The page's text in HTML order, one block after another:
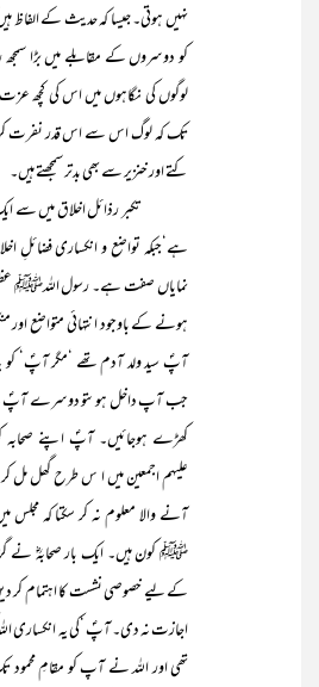
نہیں ہوتی۔ جیسا کہ حدیث کے الفاظ
کو دوسروں کے مقابلے میں بڑا سمجھ
لوگوں کی نگاہوں میں اس کی کچھ
تک کہ لوگ اس سے اس قدر نفرت
کتے اور خنزیر سے بھی بدتر سمجھتے ہیں۔
تکبر رذائل اخلاق میں سے
ہے‘جبکہ تواضع و انکساری فضائلِ
نمایاں صفت ہے۔ رسول اللہﷺ
ہونے کے باوجود انتہائی متواضع اور
آپؐ سید ولد آدم تھے ‘مگر آپؐ‘ کو یہ
جب آپ داخل ہوںتو دوسرے آپؐ
کھڑے ہوجائیں۔ آپؐ اپنے صحابہ
علیہم اجمعین میں ا س طرح گھل مل کر
آنے والا معلوم نہ کر سکتا کہ مجلس
ﷺ کون ہیں۔ ایک بار صحابہؓ نے
کے لیے خصوصی نشست کا اہتمام
اجازت نہ دی۔ آپؐ ‘کی یہ انکساری
تھی اور اللہ نے آپ کو مقامِ محمود